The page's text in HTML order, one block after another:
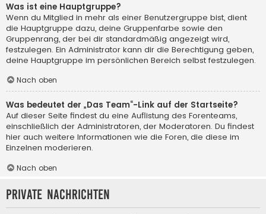
Was ist eine Hauptgruppe?
Wenn du Mitglied in mehr als einer Benutzergruppe bist, dient
die Hauptgruppe dazu, deine Gruppenfarbe sowie den
Gruppenrang, der bei dir standardmäßig angezeigt wird,
festzulegen. Ein Administrator kann dir die Berechtigung geben,
deine Hauptgruppe im persönlichen Bereich selbst festzulegen.
Nach oben
Was bedeutet der „Das Team“-Link auf der Startseite?
Auf dieser Seite findest du eine Auflistung des Forenteams,
einschließlich der Administratoren, der Moderatoren. Du findest
hier auch weitere Informationen wie die Foren, die diese im
Einzelnen moderieren.
Nach oben
Private Nachrichten